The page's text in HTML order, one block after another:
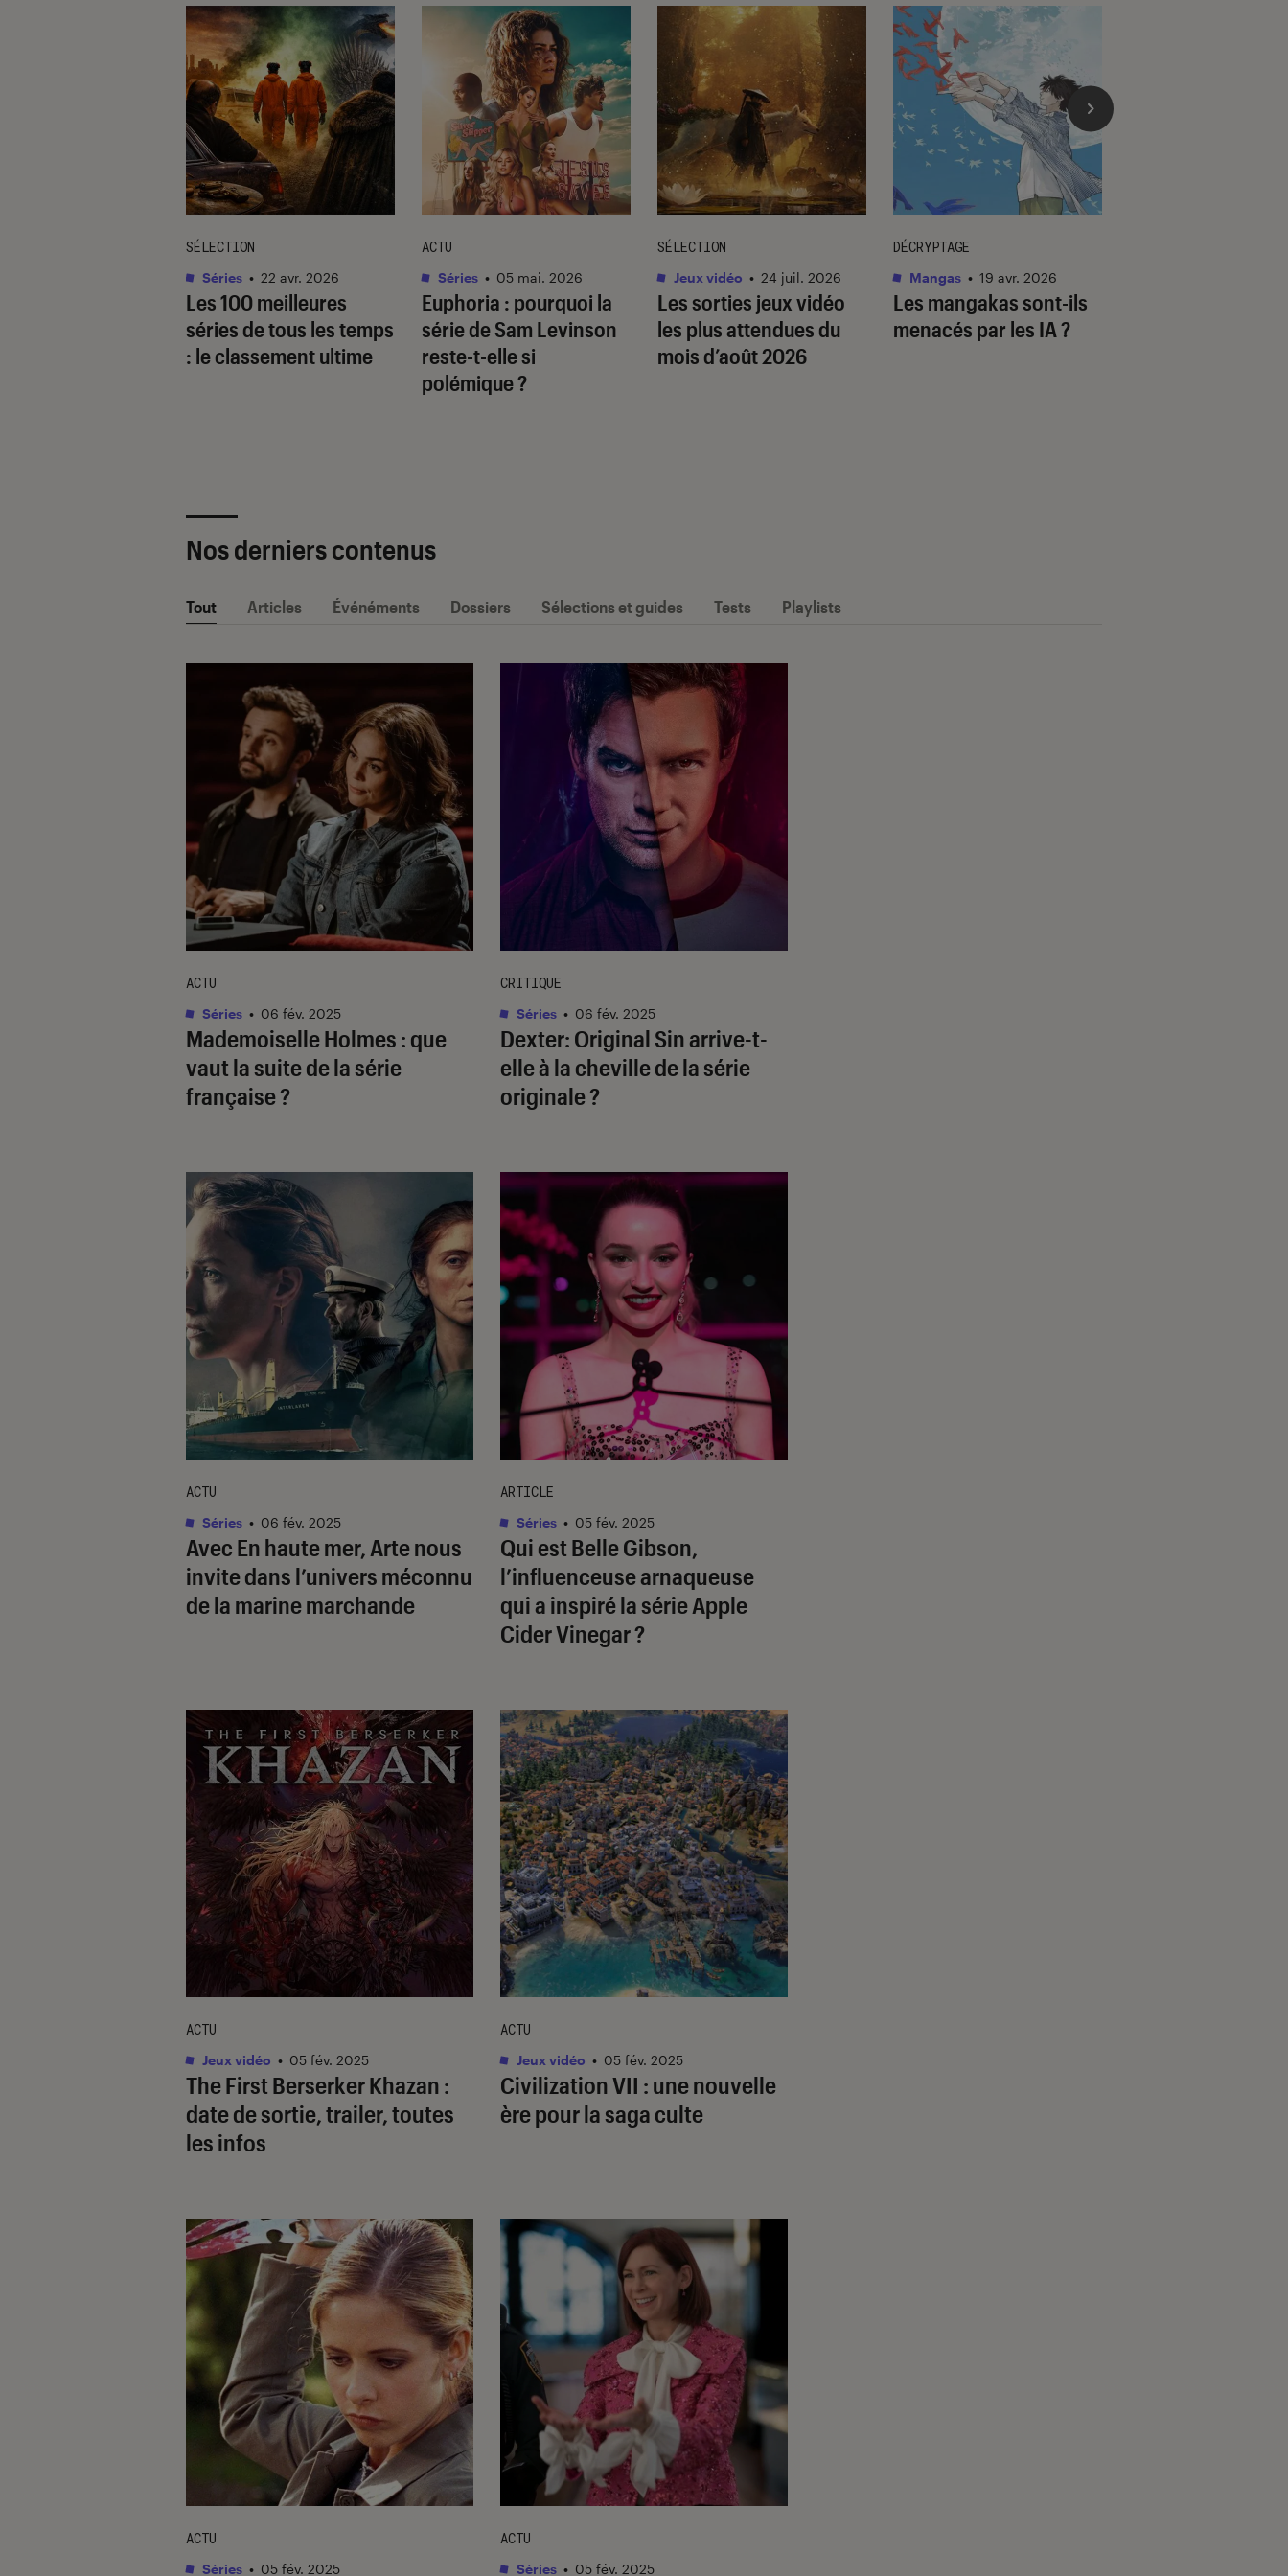
Les 100 meilleures
séries de tous les temps
: le classement ultime
SÉLECTION
Séries • 22 avr. 2026
Euphoria : pourquoi la
série de Sam Levinson
reste-t-elle si
polémique ?
ACTU
Séries • 05 mai. 2026
Les sorties jeux vidéo
les plus attendues du
mois d’août 2026
SÉLECTION
Jeux vidéo • 24 juil. 2026
Les mangakas sont-ils
menacés par les IA ?
DÉCRYPTAGE
Mangas • 19 avr. 2026
Nos derniers contenus
Tout Articles Événéments Dossiers Sélections et guides Tests Playlists
Mademoiselle Holmes : que
vaut la suite de la série
française ?
ACTU
Séries • 06 fév. 2025
Dexter: Original Sinarrive-t-
elle à la cheville de la série
originale ?
CRITIQUE
Séries • 06 fév. 2025
Avec En haute mer, Arte nous
invite dans l’univers méconnu
de la marine marchande
ACTU
Séries • 06 fév. 2025
Qui est Belle Gibson,
l’influenceuse arnaqueuse
qui a inspiré la sérieApple
Cider Vinegar?
ARTICLE
Séries • 05 fév. 2025
The First Berserker Khazan :
date de sortie, trailer, toutes
les infos
ACTU
Jeux vidéo • 05 fév. 2025
Civilization VII : une nouvelle
ère pour la saga culte
ACTU
Jeux vidéo • 05 fév. 2025
ACTU
Séries • 05 fév. 2025
ACTU
Séries • 05 fév. 2025